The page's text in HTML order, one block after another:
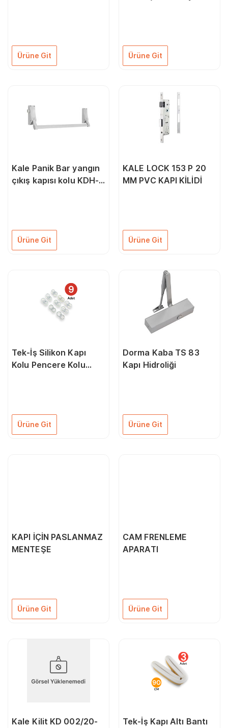
Ürüne Git Ürüne Git
Kale Panik Bar yangın
çıkış kapısı kolu KDH-
Ürüne Git
KALE LOCK 153 P 20
MM PVC KAPI KİLİDİ
Ürüne Git
Tek-İş Silikon Kapı
Kolu Pencere Kolu
Ürüne Git
Dorma Kaba TS 83
Kapı Hidroliği
Ürüne Git
KAPI İÇİN PASLANMAZ
MENTEŞE
Ürüne Git
CAM FRENLEME
APARATI
Ürüne Git
Kale Kilit KD 002/20-
Tek-İş Kapı Altı Bantı